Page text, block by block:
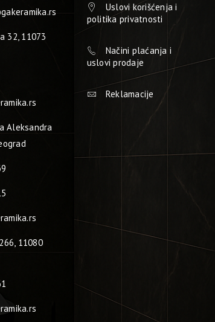
32, 11073
Aleksandra
11080
Uslovi korišćenja i
politika privatnosti
Načini plaćanja i
uslovi prodaje
Reklamacije